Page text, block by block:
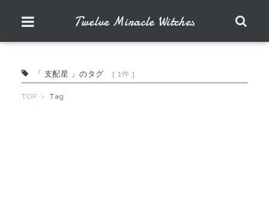
Twelve Miracle Witches
「 支配星 」のタグ [ 1件 ]
TOP Tag